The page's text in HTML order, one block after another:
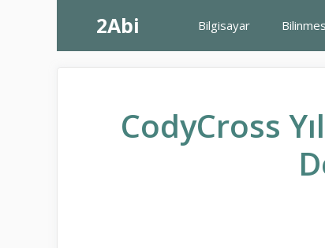
2Abi Bilgisayar
CodyCross